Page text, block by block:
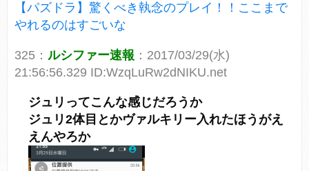
【パズドラ】驚くべき執念のプレイ！！ここまで
やれるのはすごいな
325： ルシファー速報 ：2017/03/29(水)
21:56:56.329 ID:WzqLuRw2dNIKU.net
ジュリってこんな感じだろうか
ジュリ2体目とかヴァルキリー入れたほうがえ
えんやろか